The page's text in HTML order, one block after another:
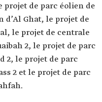
de parc éolien de
d’Al Ghat, le projet de
le projet de centrale
2, le projet de parc
2, le projet de parc
2 et le projet de parc